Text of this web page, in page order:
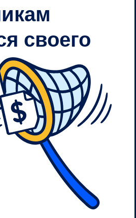
своего